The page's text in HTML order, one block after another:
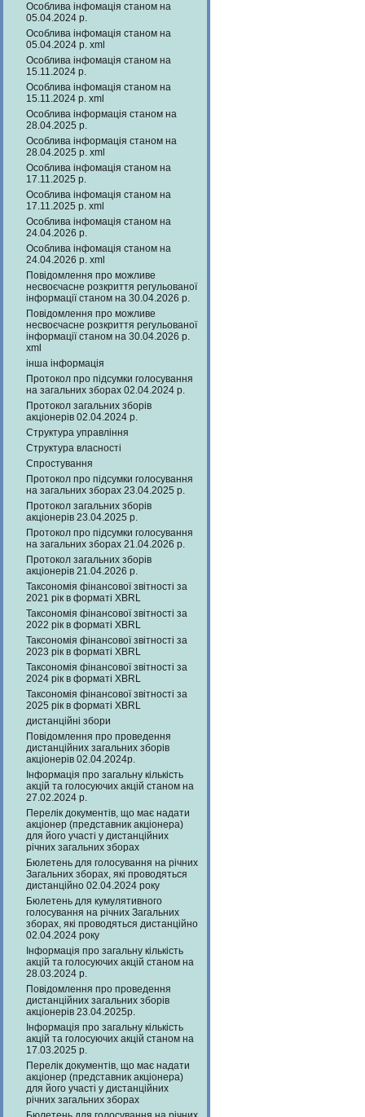
Особлива інфомація станом на
05.04.2024 р.
Особлива інфомація станом на
05.04.2024 р. xml
Особлива інфомація станом на
15.11.2024 р.
Особлива інфомація станом на
15.11.2024 р. xml
Особлива інформація станом на
28.04.2025 р.
Особлива інформація станом на
28.04.2025 р. xml
Особлива інфомація станом на
17.11.2025 р.
Особлива інфомація станом на
17.11.2025 р. xml
Особлива інфомація станом на
24.04.2026 р.
Особлива інфомація станом на
24.04.2026 р. xml
Повідомлення про можливе
несвоєчасне розкриття регульованої
інформації станом на 30.04.2026 р.
Повідомлення про можливе
несвоєчасне розкриття регульованої
інформації станом на 30.04.2026 р.
xml
інша інформація
Протокол про підсумки голосування
на загальних зборах 02.04.2024 р.
Протокол загальних зборів
акціонерів 02.04.2024 р.
Структура управління
Структура власності
Спростування
Протокол про підсумки голосування
на загальних зборах 23.04.2025 р.
Протокол загальних зборів
акціонерів 23.04.2025 р.
Протокол про підсумки голосування
на загальних зборах 21.04.2026 р.
Протокол загальних зборів
акціонерів 21.04.2026 р.
Таксономія фінансової звітності за
2021 рік в форматі XBRL
Таксономія фінансової звітності за
2022 рік в форматі XBRL
Таксономія фінансової звітності за
2023 рік в форматі XBRL
Таксономія фінансової звітності за
2024 рік в форматі XBRL
Таксономія фінансової звітності за
2025 рік в форматі XBRL
дистанційні збори
Повідомлення про проведення
дистанційних загальних зборів
акціонерів 02.04.2024р.
Інформація про загальну кількість
акцій та голосуючих акцій станом на
27.02.2024 р.
Перелік документів, що має надати
акціонер (представник акціонера)
для його участі у дистанційних
річних загальних зборах
Бюлетень для голосування на річних
Загальних зборах, які проводяться
дистанційно 02.04.2024 року
Бюлетень для кумулятивного
голосування на річних Загальних
зборах, які проводяться дистанційно
02.04.2024 року
Інформація про загальну кількість
акцій та голосуючих акцій станом на
28.03.2024 р.
Повідомлення про проведення
дистанційних загальних зборів
акціонерів 23.04.2025р.
Інформація про загальну кількість
акцій та голосуючих акцій станом на
17.03.2025 р.
Перелік документів, що має надати
акціонер (представник акціонера)
для його участі у дистанційних
річних загальних зборах